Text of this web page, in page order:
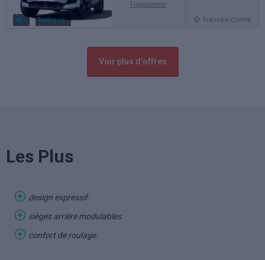
1 Toutes couleurs
Financement
Franche-Comté
Voir plus d'offres
Les Plus
design expressif
sièges arrière modulables
confort de roulage